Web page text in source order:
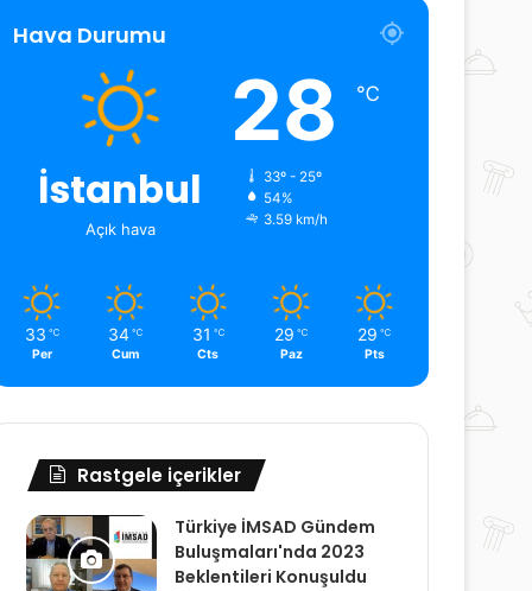
Hava Durumu
İstanbul
Açık hava
28 ℃
33º - 25º
54%
3.59 km/h
33 ℃
Per
34 ℃
Cum
31 ℃
Cts
29 ℃
Paz
29 ℃
Pts
Rastgele içerikler
Türkiye İMSAD Gündem
Buluşmaları'nda 2023
Beklentileri Konuşuldu